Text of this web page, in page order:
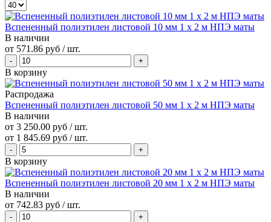
Вспененный полиэтилен листовой 10 мм 1 х 2 м НПЭ маты
В наличии
от 571.86 руб / шт.
В корзину
Распродажа
Вспененный полиэтилен листовой 50 мм 1 х 2 м НПЭ маты
В наличии
от 3 250.00 руб / шт.
от 1 845.69 руб / шт.
В корзину
Вспененный полиэтилен листовой 20 мм 1 х 2 м НПЭ маты
В наличии
от 742.83 руб / шт.